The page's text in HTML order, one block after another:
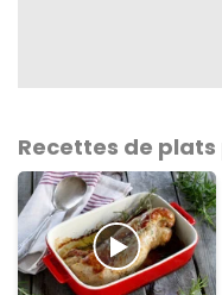
Recettes de